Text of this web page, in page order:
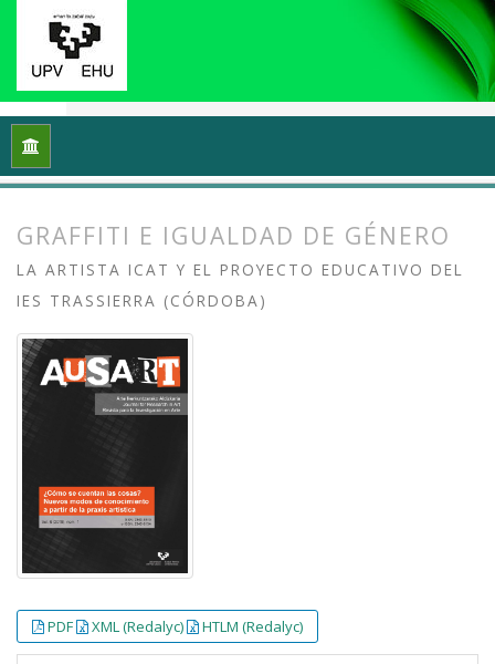
Inicio
GRAFFITI E IGUALDAD DE GÉNERO
LA ARTISTA ICAT Y EL PROYECTO EDUCATIVO DEL
IES TRASSIERRA (CÓRDOBA)
PDF XML (Redalyc) HTLM (Redalyc)